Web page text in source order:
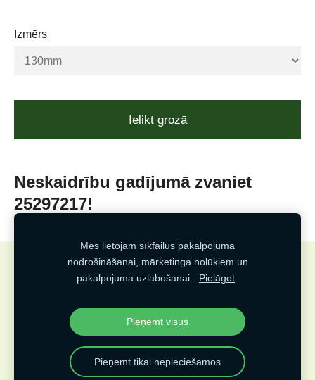
Neskaidrību gadījumā zvaniet
25297217!
Izmērs
Ielikt grozā
Sīkdatnes
Veidots
Mēs lietojam sīkfailus pakalpojuma
nodrošināšanai, mārketinga nolūkiem un
pakalpojuma uzlabošanai.
Pielāgot
Pieņemt visus
Pieņemt tikai nepieciešamos